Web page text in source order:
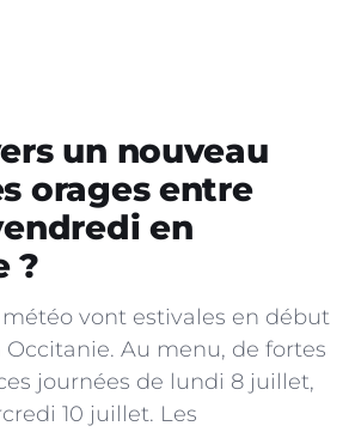
un nouveau
orages entre
en
?
vont estivales en début
Au menu, de fortes
journées de lundi 8 juillet,
10 juillet. Les